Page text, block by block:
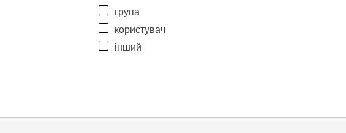
група
користувач
інший